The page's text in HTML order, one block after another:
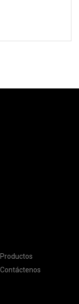
Productos
Contáctenos